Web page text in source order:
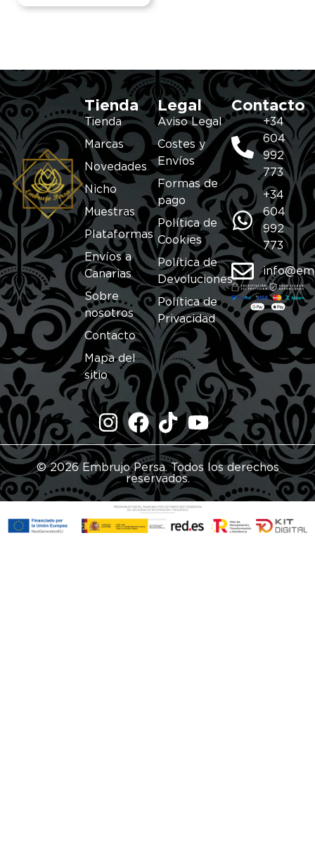
Tienda
Tienda
Marcas
Novedades
Nicho
Muestras
Plataformas
Envíos a
Canarias
Sobre
nosotros
Contacto
Mapa del
sitio
Legal
Aviso Legal
Costes y
Envíos
Formas de
pago
Política de
Cookies
Política de
Devoluciones
Política de
Privacidad
Contacto
+34
604
992
773
+34
604
992
773
© 2026 Embrujo Persa. Todos los derechos
reservados.